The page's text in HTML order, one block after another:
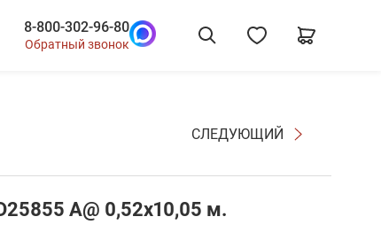
8-800-302-96-80
Обратный звонок
СЛЕДУЮЩИЙ
A@ 0,52x10,05 м.